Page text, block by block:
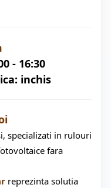
- 16:30
inchis
specializati in rulouri
fara
reprezinta solutia